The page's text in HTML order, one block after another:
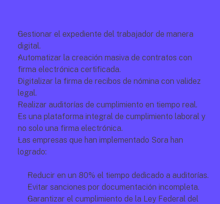
Gestionar el expediente del trabajador de manera
digital.
Automatizar la creación masiva de contratos con
firma electrónica certificada.
Digitalizar la firma de recibos de nómina con validez
legal.
Realizar auditorías de cumplimiento en tiempo real.
Es una plataforma integral de cumplimiento laboral y
no solo una firma electrónica.
Las empresas que han implementado Sora han
logrado:
Reducir en un 80% el tiempo dedicado a auditorías.
Evitar sanciones por documentación incompleta.
Garantizar el cumplimiento de la Ley Federal del